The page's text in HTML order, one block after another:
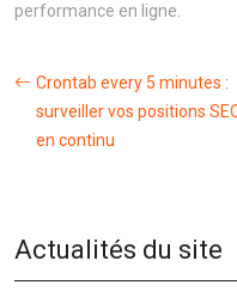
performance en ligne.
Crontab every 5 minutes :
surveiller vos positions
en continu
Actualités du site